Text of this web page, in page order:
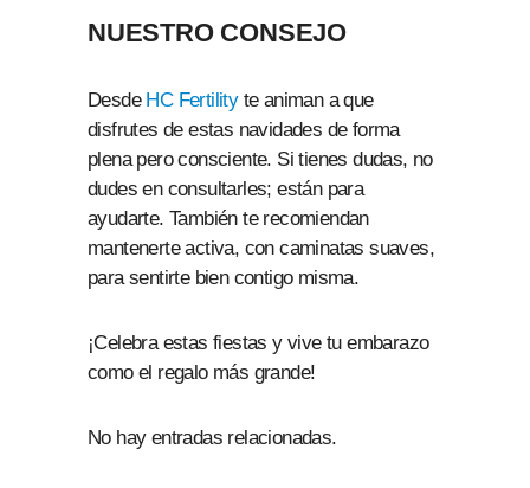
NUESTRO CONSEJO
Desde HC Fertilityte animan a que
disfrutes de estas navidades de forma
plena pero consciente. Si tienes dudas, no
dudes en consultarles; están para
ayudarte. También te recomiendan
mantenerte activa, con caminatas suaves,
para sentirte bien contigo misma.
¡Celebra estas fiestas y vive tu embarazo
como el regalo más grande!
No hay entradas relacionadas.